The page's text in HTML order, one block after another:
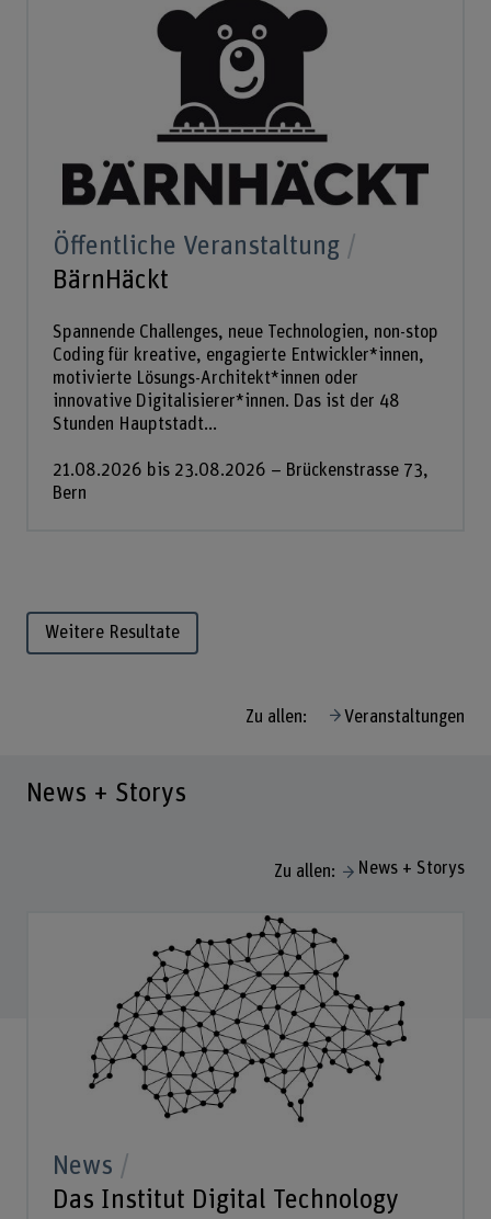
Öffentliche Veranstaltung
BärnHäckt
Spannende Challenges, neue Technologien, non-stop
Coding für kreative, engagierte Entwickler*innen,
motivierte Lösungs-Architekt*innen oder
innovative Digitalisierer*innen. Das ist der 48
Stunden Hauptstadt...
21.08.2026 bis 23.08.2026 – Brückenstrasse 73,
Bern
Weitere Resultate
Zu allen: Veranstaltungen
News + Storys
Zu allen: News + Storys
News
Das Institut Digital Technology